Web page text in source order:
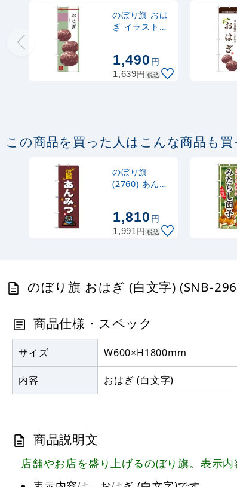
のぼり旗 おは
ぎ イラスト
1,490円
1,639円 税込
この商品を買った人はこんな商品も
のぼり旗
(2760) あんみ
1,810円
1,991円 税込
のぼり旗 おはぎ (白文字) (SNB-
商品仕様・スペック
サイズ W600×H1800mm
内容 おはぎ (白文字)
商品説明文
店舗やお店を盛り上げるのぼり旗。表示内